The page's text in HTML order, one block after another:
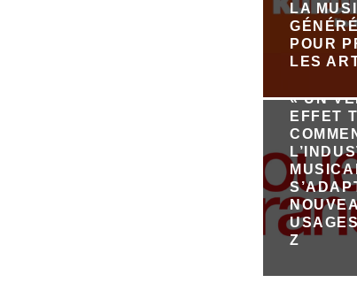
LA
POUR
LES
« UN
EFFET
Z